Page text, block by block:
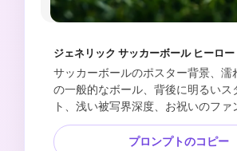
ジェネリック サッカーボール ヒーロー
サッカーボールのポスター背景、濡
の一般的なボール、背後に明るいス
ト、浅い被写界深度、お祝いのファ
ー、プレミアムスポーツキャンペー
直ポスターのレイアウト、コピー用
プロンプトのコピー